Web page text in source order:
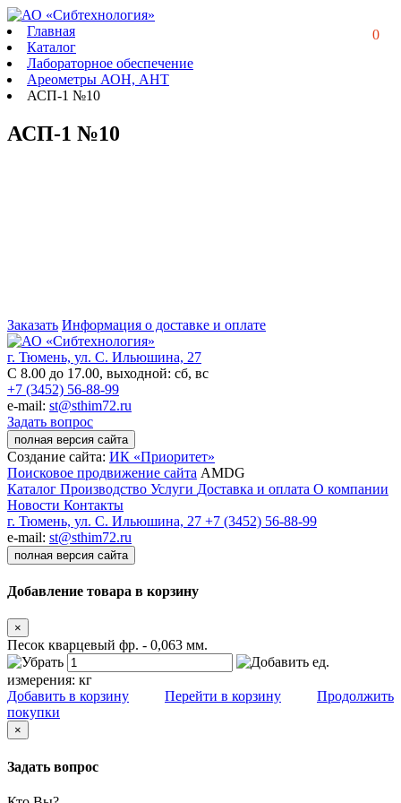
0
Главная
Каталог
Лабораторное обеспечение
Ареометры АОН, АНТ
АСП-1 №10
АСП-1 №10
Заказать Информация о доставке и оплате
г. Тюмень, ул. С. Ильюшина, 27
С 8.00 до 17.00, выходной: сб, вс
+7 (3452) 56-88-99
e-mail: st@sthim72.ru
Задать вопрос
полная версия сайта
Создание сайта: ИК «Приоритет»
Поисковое продвижение сайта AMDG
Каталог Производство Услуги Доставка и оплата О компании
Новости Контакты
г. Тюмень, ул. С. Ильюшина, 27 +7 (3452) 56-88-99
e-mail: st@sthim72.ru
полная версия сайта
Добавление товара в корзину
×
Песок кварцевый фр. - 0,063 мм.
ед.
измерения: кг
Добавить в корзину
Перейти в корзину
Продолжить
покупки
×
Задать вопрос